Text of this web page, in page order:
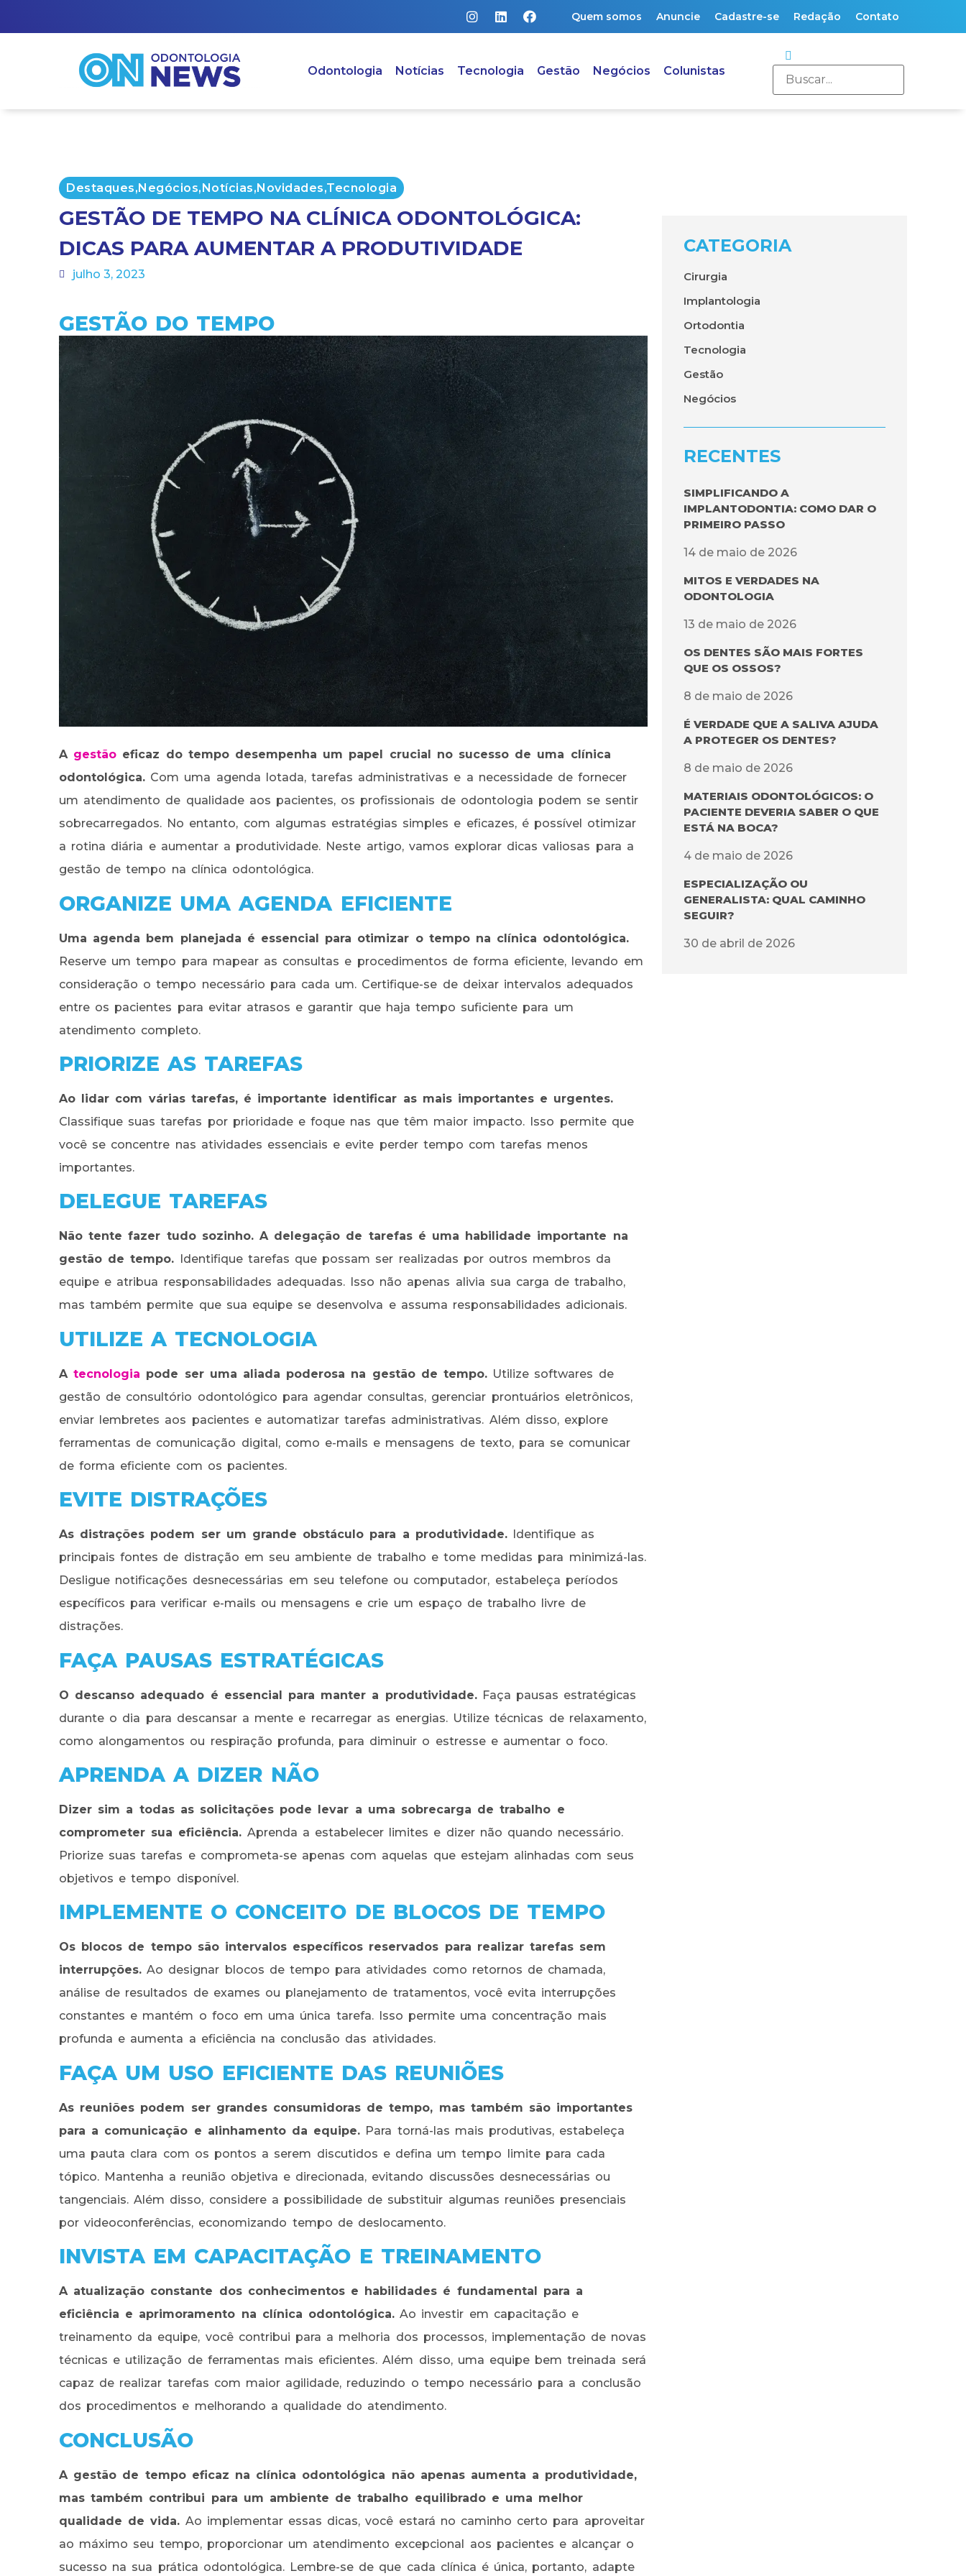
Quem somos Anuncie Cadastre-se Redação Contato
Odontologia Notícias Tecnologia Gestão Negócios Colunistas
Destaques,Negócios,Notícias,Novidades,Tecnologia
GESTÃO DE TEMPO NA CLÍNICA ODONTOLÓGICA:
DICAS PARA AUMENTAR A PRODUTIVIDADE
julho 3, 2023
GESTÃO DO TEMPO
A gestão eficaz do tempo desempenha um papel crucial no sucesso de uma clínica
odontológica. Com uma agenda lotada, tarefas administrativas e a necessidade de fornecer
um atendimento de qualidade aos pacientes, os profissionais de odontologia podem se sentir
sobrecarregados. No entanto, com algumas estratégias simples e eficazes, é possível otimizar
a rotina diária e aumentar a produtividade. Neste artigo, vamos explorar dicas valiosas para a
gestão de tempo na clínica odontológica.
ORGANIZE UMA AGENDA EFICIENTE
Uma agenda bem planejada é essencial para otimizar o tempo na clínica odontológica.
Reserve um tempo para mapear as consultas e procedimentos de forma eficiente, levando em
consideração o tempo necessário para cada um. Certifique-se de deixar intervalos adequados
entre os pacientes para evitar atrasos e garantir que haja tempo suficiente para um
atendimento completo.
PRIORIZE AS TAREFAS
Ao lidar com várias tarefas, é importante identificar as mais importantes e urgentes.
Classifique suas tarefas por prioridade e foque nas que têm maior impacto. Isso permite que
você se concentre nas atividades essenciais e evite perder tempo com tarefas menos
importantes.
DELEGUE TAREFAS
Não tente fazer tudo sozinho. A delegação de tarefas é uma habilidade importante na
gestão de tempo. Identifique tarefas que possam ser realizadas por outros membros da
equipe e atribua responsabilidades adequadas. Isso não apenas alivia sua carga de trabalho,
mas também permite que sua equipe se desenvolva e assuma responsabilidades adicionais.
UTILIZE A TECNOLOGIA
Atecnologia pode ser uma aliada poderosa na gestão de tempo. Utilize softwares de
gestão de consultório odontológico para agendar consultas, gerenciar prontuários eletrônicos,
enviar lembretes aos pacientes e automatizar tarefas administrativas. Além disso, explore
ferramentas de comunicação digital, como e-mails e mensagens de texto, para se comunicar
de forma eficiente com os pacientes.
EVITE DISTRAÇÕES
As distrações podem ser um grande obstáculo para a produtividade.Identifique as
principais fontes de distração em seu ambiente de trabalho e tome medidas para minimizá-las.
Desligue notificações desnecessárias em seu telefone ou computador, estabeleça períodos
específicos para verificar e-mails ou mensagens e crie um espaço de trabalho livre de
distrações.
FAÇA PAUSAS ESTRATÉGICAS
O descanso adequado é essencial para manter a produtividade.Faça pausas estratégicas
durante o dia para descansar a mente e recarregar as energias. Utilize técnicas de relaxamento,
como alongamentos ou respiração profunda, para diminuir o estresse e aumentar o foco.
APRENDA A DIZER NÃO
Dizer sim a todas as solicitações pode levar a uma sobrecarga de trabalho e
comprometer sua eficiência. Aprenda a estabelecer limites e dizer não quando necessário.
Priorize suas tarefas e comprometa-se apenas com aquelas que estejam alinhadas com seus
objetivos e tempo disponível.
IMPLEMENTE O CONCEITO DE BLOCOS DE TEMPO
Os blocos de tempo são intervalos específicos reservados para realizar tarefas sem
interrupções. Ao designar blocos de tempo para atividades como retornos de chamada,
análise de resultados de exames ou planejamento de tratamentos, você evita interrupções
constantes e mantém o foco em uma única tarefa. Isso permite uma concentração mais
profunda e aumenta a eficiência na conclusão das atividades.
FAÇA UM USO EFICIENTE DAS REUNIÕES
As reuniões podem ser grandes consumidoras de tempo, mas também são importantes
para a comunicação e alinhamento da equipe. Para torná-las mais produtivas, estabeleça
uma pauta clara com os pontos a serem discutidos e defina um tempo limite para cada
tópico. Mantenha a reunião objetiva e direcionada, evitando discussões desnecessárias ou
tangenciais. Além disso, considere a possibilidade de substituir algumas reuniões presenciais
por videoconferências, economizando tempo de deslocamento.
INVISTA EM CAPACITAÇÃO E TREINAMENTO
A atualização constante dos conhecimentos e habilidades é fundamental para a
eficiência e aprimoramento na clínica odontológica. Ao investir em capacitação e
treinamento da equipe, você contribui para a melhoria dos processos, implementação de novas
técnicas e utilização de ferramentas mais eficientes. Além disso, uma equipe bem treinada será
capaz de realizar tarefas com maior agilidade, reduzindo o tempo necessário para a conclusão
dos procedimentos e melhorando a qualidade do atendimento.
CONCLUSÃO
A gestão de tempo eficaz na clínica odontológica não apenas aumenta a produtividade,
mas também contribui para um ambiente de trabalho equilibrado e uma melhor
qualidade de vida. Ao implementar essas dicas, você estará no caminho certo para aproveitar
ao máximo seu tempo, proporcionar um atendimento excepcional aos pacientes e alcançar o
sucesso na sua prática odontológica. Lembre-se de que cada clínica é única, portanto, adapte
CATEGORIA
Cirurgia
Implantologia
Ortodontia
Tecnologia
Gestão
Negócios
RECENTES
SIMPLIFICANDO A
IMPLANTODONTIA: COMO DAR O
PRIMEIRO PASSO
14 de maio de 2026
MITOS E VERDADES NA
ODONTOLOGIA
13 de maio de 2026
OS DENTES SÃO MAIS FORTES
QUE OS OSSOS?
8 de maio de 2026
É VERDADE QUE A SALIVA AJUDA
A PROTEGER OS DENTES?
8 de maio de 2026
MATERIAIS ODONTOLÓGICOS: O
PACIENTE DEVERIA SABER O QUE
ESTÁ NA BOCA?
4 de maio de 2026
ESPECIALIZAÇÃO OU
GENERALISTA: QUAL CAMINHO
SEGUIR?
30 de abril de 2026